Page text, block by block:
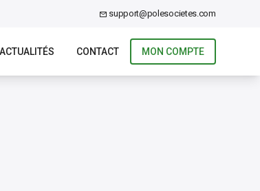
support@polesocietes.com
ACTUALITÉS CONTACT MON COMPTE